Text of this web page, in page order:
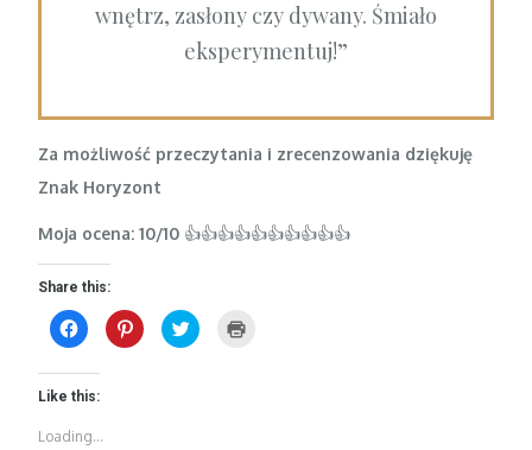
wnętrz, zasłony czy dywany. Śmiało
eksperymentuj!”
Za możliwość przeczytania i zrecenzowania dziękuję
Znak Horyzont
Moja ocena: 10/10 👍👍👍👍👍👍👍👍👍👍
Share this:
C
l
t
h
C
l
C
l
Like this:
Loading...